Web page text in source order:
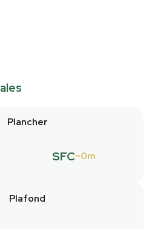
Plancher
SFC 0m
Plafond